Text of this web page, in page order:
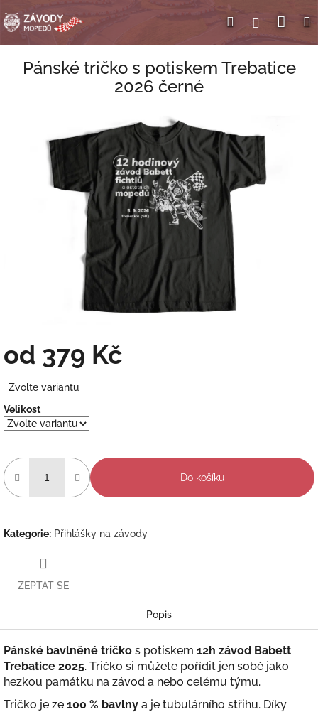
na
obsah
HledatPřihlášení
Pánské tričko s potiskem Trebatice
2026 černé
od 379 Kč
cena:
Zvolte variantu
Velikost
Do košíku
Kategorie: Přihlášky na závody
ZEPTAT SE
Popis
Pánské bavlněné tričko s potiskem 12h závod Babett
Trebatice 2025. Tričko si můžete pořídit jen sobě jako
hezkou památku na závod a nebo celému týmu.
Tričko je ze 100 % bavlny a je tubulárního střihu. Díky